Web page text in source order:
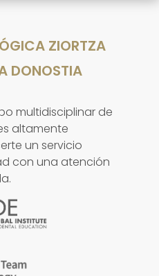
ZIORTZA
DONOSTIA
multidisciplinar de
altamente
un servicio
con una atención